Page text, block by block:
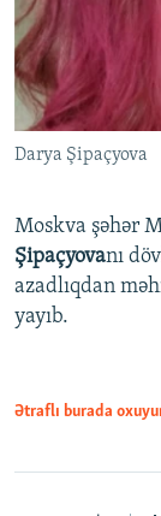
Darya Şipaçyova
Moskva şəhər
Şipaçyovanı
azadlıqdan
yayıb.
Ətraflı burada